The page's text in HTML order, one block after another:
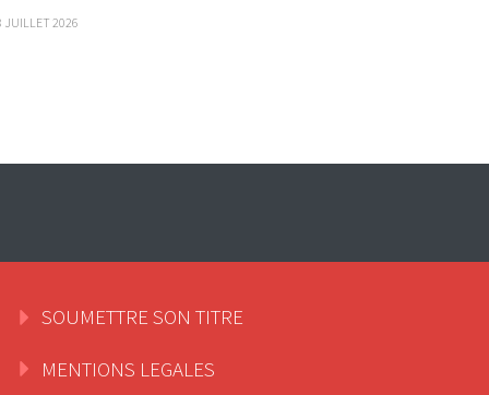
JUILLET 2026
SOUMETTRE SON TITRE
MENTIONS LEGALES